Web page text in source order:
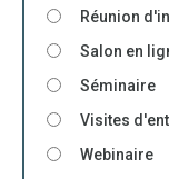
Réunion
Salon en
Séminaire
Visites
Webinaire